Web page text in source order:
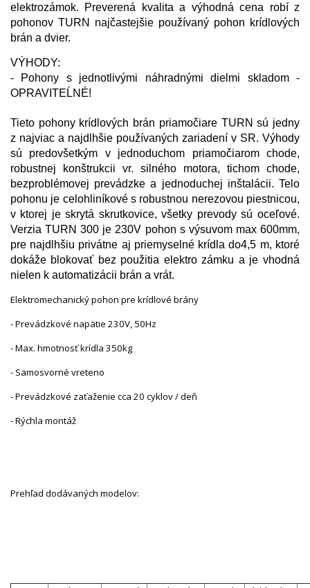
elektrozámok. Preverená kvalita a výhodná cena robí z
pohonov TURN najčastejšie používaný pohon krídlových
brán a dvier.
VÝHODY:
- Pohony s jednotlivými náhradnými dielmi skladom -
OPRAVITEĹNÉ!
Tieto pohony krídlových brán priamočiare TURN sú jedny
z najviac a najdlhšie používaných zariadení v SR. Výhody
sú predovšetkým v jednoduchom priamočiarom chode,
robustnej konštrukcii vr. silného motora, tichom chode,
bezproblémovej prevádzke a jednoduchej inštalácii. Telo
pohonu je celohliníkové s robustnou nerezovou piestnicou,
v ktorej je skrytá skrutkovice, všetky prevody sú oceľové.
Verzia TURN 300 je 230V pohon s výsuvom max 600mm,
pre najdlhšiu privátne aj priemyselné krídla do4,5 m, ktoré
dokáže blokovať bez použitia elektro zámku a je vhodná
nielen k automatizácii brán a vrát.
Elektromechanický pohon pre krídlové brány
- Prevádzkové napätie 230V, 50Hz
- Max. hmotnosť krídla 350kg
- Samosvorné vreteno
- Prevádzkové zaťaženie cca 20 cyklov / deň
- Rýchla montáž
Prehľad dodávaných modelov: